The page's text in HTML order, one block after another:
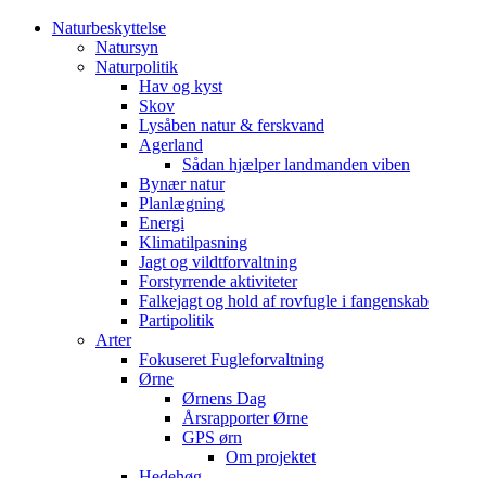
Naturbeskyttelse
Natursyn
Naturpolitik
Hav og kyst
Skov
Lysåben natur & ferskvand
Agerland
Sådan hjælper landmanden viben
Bynær natur
Planlægning
Energi
Klimatilpasning
Jagt og vildtforvaltning
Forstyrrende aktiviteter
Falkejagt og hold af rovfugle i fangenskab
Partipolitik
Arter
Fokuseret Fugleforvaltning
Ørne
Ørnens Dag
Årsrapporter Ørne
GPS ørn
Om projektet